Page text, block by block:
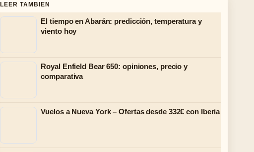
LEER TAMBIEN
El tiempo en Abarán: predicción, temperatura y
viento hoy
Royal Enfield Bear 650: opiniones, precio y
comparativa
Vuelos a Nueva York – Ofertas desde 332€ con Iberia